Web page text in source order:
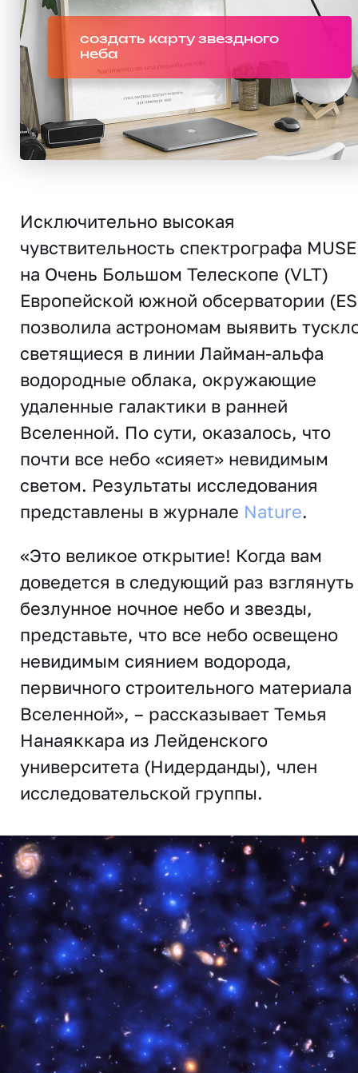
создать карту звездного
неба
Исключительно высокая
чувствительность спектрографа MUSE
на Очень Большом Телескопе (VLT)
Европейской южной обсерватории
позволила астрономам выявить
светящиеся в линии Лайман-альфа
водородные облака, окружающие
удаленные галактики в ранней
Вселенной. По сути, оказалось, что
почти все небо «сияет» невидимым
светом. Результаты исследования
представлены в журнале Nature.
«Это великое открытие! Когда вам
доведется в следующий раз взглянуть
безлунное ночное небо и звезды,
представьте, что все небо освещено
невидимым сиянием водорода,
первичного строительного материала
Вселенной», – рассказывает Темья
Нанаяккара из Лейденского
университета (Нидерданды), член
исследовательской группы.